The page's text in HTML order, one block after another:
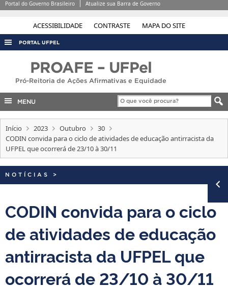
ACESSIBILIDADE CONTRASTE MAPA DO SITE
Portal do Governo Brasileiro Atualize sua Barra de Governo
PORTAL UFPEL
AUDITORIA
COBALTO
CONCURSOS
EDITAIS
INTERNACIONAL
PROAFE – UFPel
Pró-Reitoria de Ações Afirmativas e Equidade
MENU
Início 2023 Outubro
30
CODIN convida para o ciclo de atividades de educação antirracista da
UFPEL que ocorrerá de 23/10 à 30/11
NOTÍCIAS >
CODIN convida para o ciclo
de atividades de educação
antirracista da UFPEL que
ocorrerá de 23/10 à 30/11